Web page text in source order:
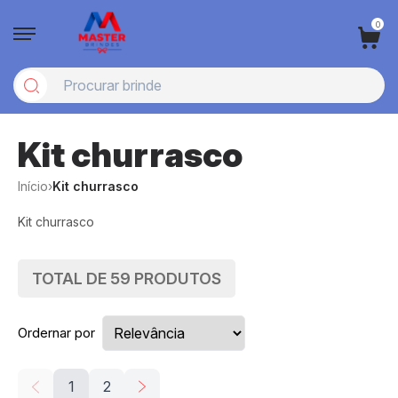
0
Kit churrasco
Início›Kit churrasco
Kit churrasco
TOTAL DE 59 PRODUTOS
Ordernar por
1 2